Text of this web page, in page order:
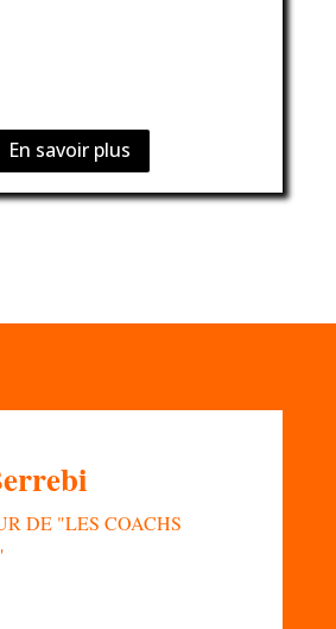
En savoir plus
DE "LES COACHS